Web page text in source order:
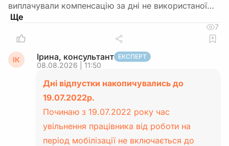
виплачували компенсацію за дні не використаної…
7
ІК Ірина, консультант ЕКСПЕРТ
08.08.2026 | 11:50
Дні відпустки накопичувались до
19.07.2022р.
Починаю з 19.07.2022 року час
увільнення працівника від роботи на
період мобілізації не включається до